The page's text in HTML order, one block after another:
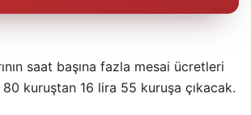
saat başına fazla mesai ücretleri
kuruştan 16 lira 55 kuruşa çıkacak.